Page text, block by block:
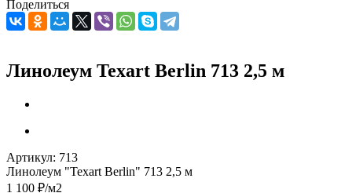
Поделиться
Линолеум Texart Berlin 713 2,5 м
Артикул: 713
Линолеум "Texart Berlin" 713 2,5 м
1 100 ₽/м2